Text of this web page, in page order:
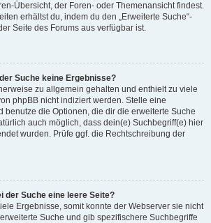
Übersicht, der Foren- oder Themenansicht findest.
erhältst du, indem du den „Erweiterte Suche“-
Seite des Forums aus verfügbar ist.
Suche keine Ergebnisse?
zu allgemein gehalten und enthielt zu viele
phpBB nicht indiziert werden. Stelle eine
benutze die Optionen, die dir die erweiterte Suche
auch möglich, dass dein(e) Suchbegriff(e) hier
wurden. Prüfe ggf. die Rechtschreibung der
der Suche eine leere Seite?
Ergebnisse, somit konnte der Webserver sie nicht
Suche und gib spezifischere Suchbegriffe